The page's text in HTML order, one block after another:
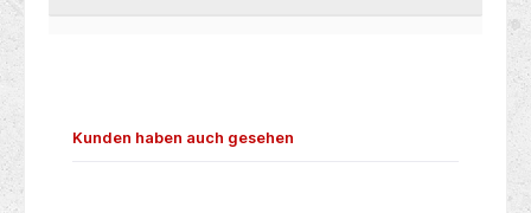
Produktgalerie überspringen
Kunden haben auch gesehen